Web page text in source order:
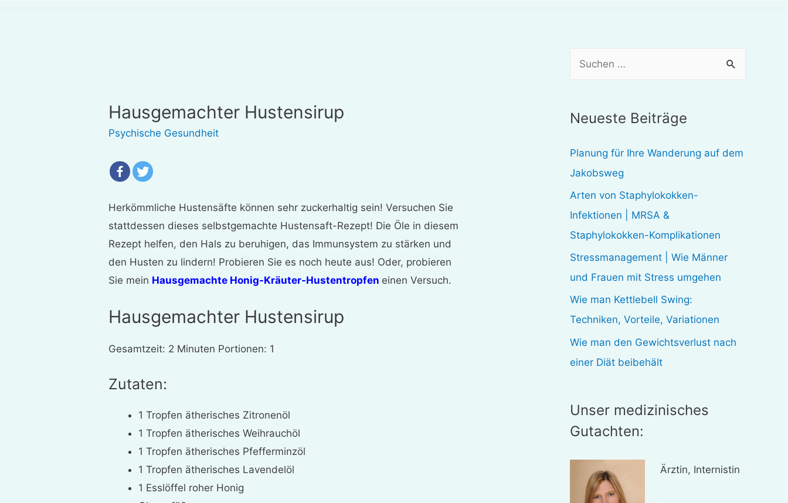
Hausgemachter Hustensirup
Psychische Gesundheit
Herkömmliche Hustensäfte können sehr zuckerhaltig sein! Versuchen Sie
stattdessen dieses selbstgemachte Hustensaft-Rezept! Die Öle in diesem
Rezept helfen, den Hals zu beruhigen, das Immunsystem zu stärken und
den Husten zu lindern! Probieren Sie es noch heute aus! Oder, probieren
Sie mein Hausgemachte Honig-Kräuter-Hustentropfen einen Versuch.
Hausgemachter Hustensirup
Gesamtzeit: 2 Minuten Portionen: 1
Zutaten:
1 Tropfen ätherisches Zitronenöl
1 Tropfen ätherisches Weihrauchöl
1 Tropfen ätherisches Pfefferminzöl
1 Tropfen ätherisches Lavendelöl
1 Esslöffel roher Honig
h
n
n
a
c
h
:
Neueste Beiträge
Planung für Ihre Wanderung auf dem
Jakobsweg
Arten von Staphylokokken-
Infektionen | MRSA &
Staphylokokken-Komplikationen
Stressmanagement | Wie Männer
und Frauen mit Stress umgehen
Wie man Kettlebell Swing:
Techniken, Vorteile, Variationen
Wie man den Gewichtsverlust nach
einer Diät beibehält
Unser medizinisches
Gutachten:
Ärztin, Internistin